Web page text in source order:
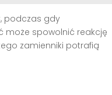
podczas gdy
może spowolnić reakcję
zamienniki potrafią